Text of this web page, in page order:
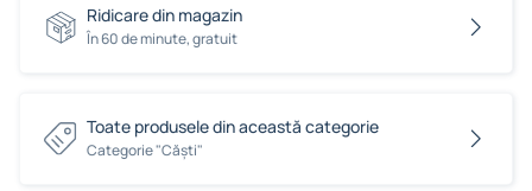
Ridicare din magazin
În 60 de minute, gratuit
Toate produsele din această categorie
Сategorie "Căști"